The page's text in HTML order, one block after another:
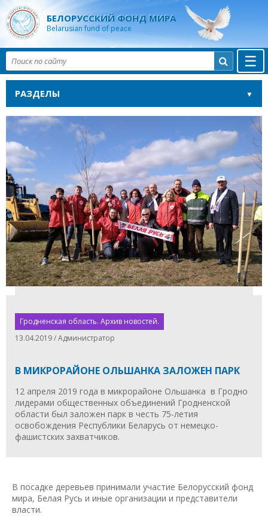
БЕЛОРУССКИЙ ФОНД МИРА
Belarusian fund of peace
☰

РАЗДЕЛЫ
Гродненская область. Архив новостей.
13.04.2019 / Администратор
В МИКРОРАЙОНЕ ОЛЬШАНКА ЗАЛОЖЕН ПАРК
12 апреля 2019 года в микрорайоне Ольшанка в Гродно
лидерами общественных объединений Гродненской
области был заложен парк в честь 75-летия
освобождения Республики Беларусь от немецко-
фашистских захватчиков.
В посадке деревьев принимали участие Белорусский фонд
мира, Белая Русь и иные организации и представители
власти.